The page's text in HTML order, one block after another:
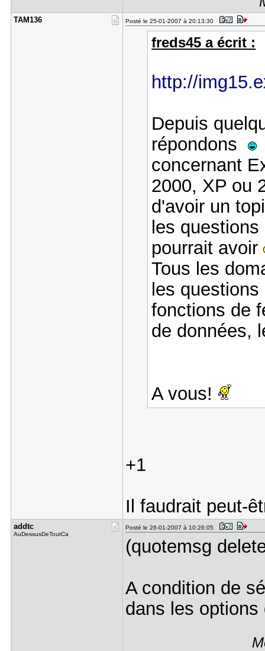
TAM136 Posté le 25-01-2007 à 20:13:30
freds45 a écrit :
http://
Depuis
répondons
concernant
2000, XP ou
d'avoir un
les
pourrait avoir
Tous les
les
fonctions de
de données,
A vous!
+1
Il faudrait peut-
addtc
AuDessusDeToutCa
Posté le 26-01-2007 à 10:26:05
(quotemsg
A condition de
dans les options